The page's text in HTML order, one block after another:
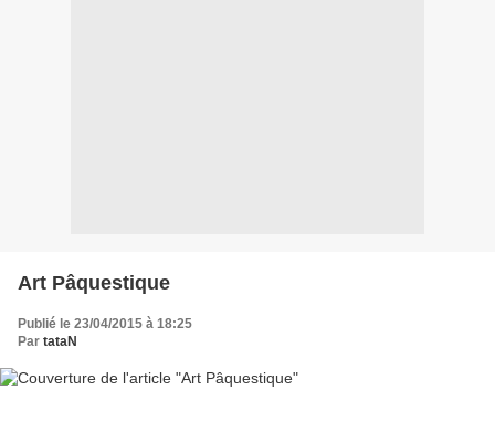
Art Pâquestique
Publié le 23/04/2015 à 18:25
Par tataN